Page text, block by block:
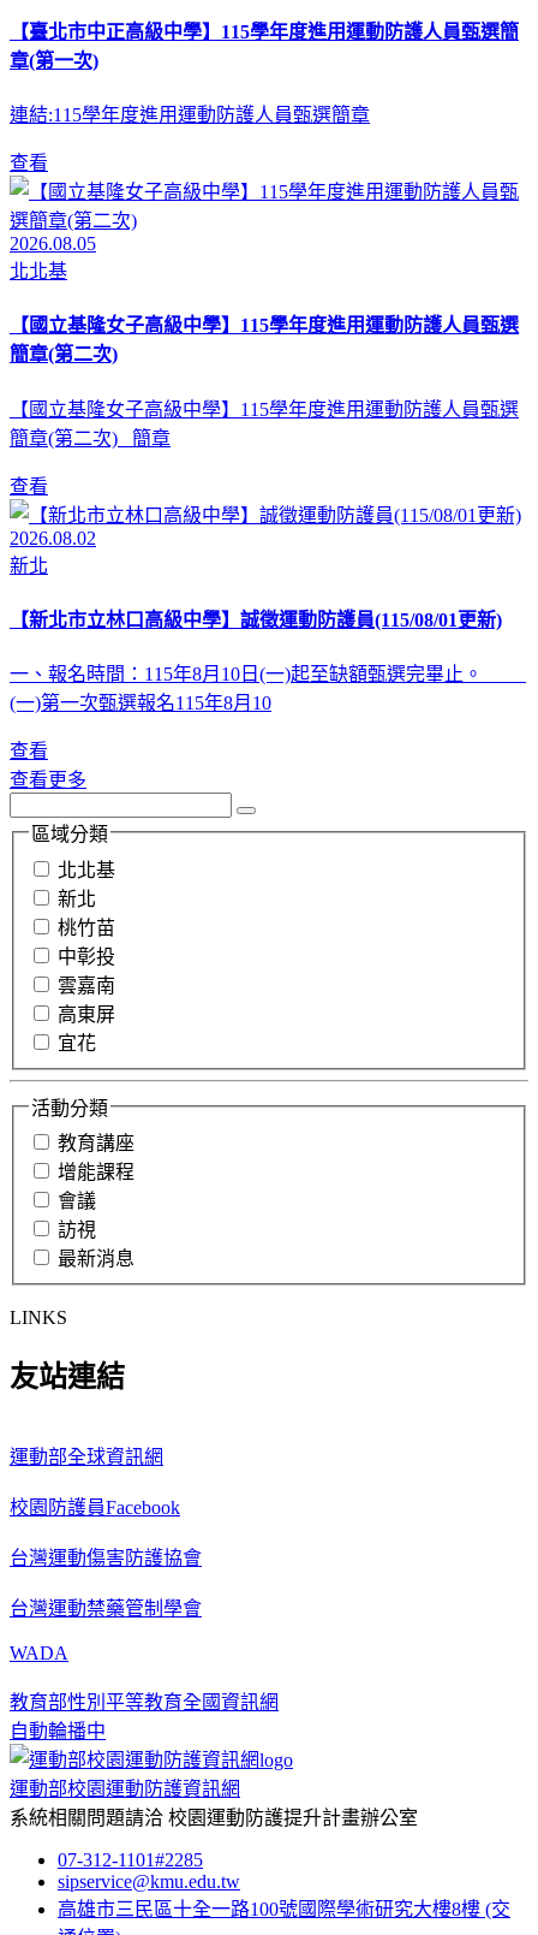
【臺北市中正高級中學】115學年度進用運動防護人員甄選簡
章(第一次)
連結:115學年度進用運動防護人員甄選簡章
查看
2026.08.05
北北基
【國立基隆女子高級中學】115學年度進用運動防護人員甄選
簡章(第二次)
【國立基隆女子高級中學】115學年度進用運動防護人員甄選
簡章(第二次) 簡章
查看
2026.08.02
新北
【新北市立林口高級中學】誠徵運動防護員(115/08/01更新)
一、報名時間：115年8月10日(一)起至缺額甄選完畢止。
(一)第一次甄選報名115年8月10
查看
查看更多
區域分類
北北基
新北
桃竹苗
中彰投
雲嘉南
高東屏
宜花
活動分類
教育講座
增能課程
會議
訪視
最新消息
LINKS
友站連結
運動部全球資訊網
校園防護員Facebook
台灣運動傷害防護協會
台灣運動禁藥管制學會
WADA
教育部性別平等教育全國資訊網
自動輪播中
運動部校園運動防護資訊網
系統相關問題請洽 校園運動防護提升計畫辦公室
07-312-1101#2285
sipservice@kmu.edu.tw
高雄市三民區十全一路100號國際學術研究大樓8樓 (交